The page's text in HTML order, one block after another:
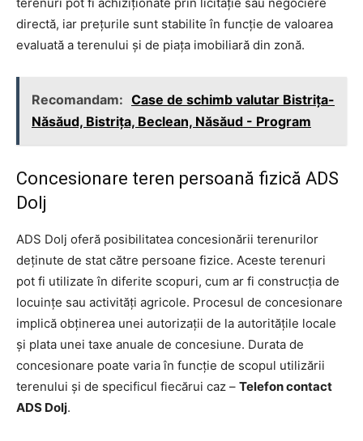
directă, iar preţurile sunt stabilite în funcţie de valoarea
evaluată a terenului şi de piaţa imobiliară din zonă.
Recomandam: Case de schimb valutar Bistrița-
Năsăud, Bistrița, Beclean, Năsăud - Program
Concesionare teren persoană fizică ADS
Dolj
ADS Dolj oferă posibilitatea concesionării terenurilor
deţinute de stat către persoane fizice. Aceste terenuri
pot fi utilizate în diferite scopuri, cum ar fi construcţia de
locuinţe sau activităţi agricole. Procesul de concesionare
implică obţinerea unei autorizaţii de la autorităţile locale
şi plata unei taxe anuale de concesiune. Durata de
concesionare poate varia în funcţie de scopul utilizării
terenului şi de specificul fiecărui caz – Telefon contact
ADS Dolj.